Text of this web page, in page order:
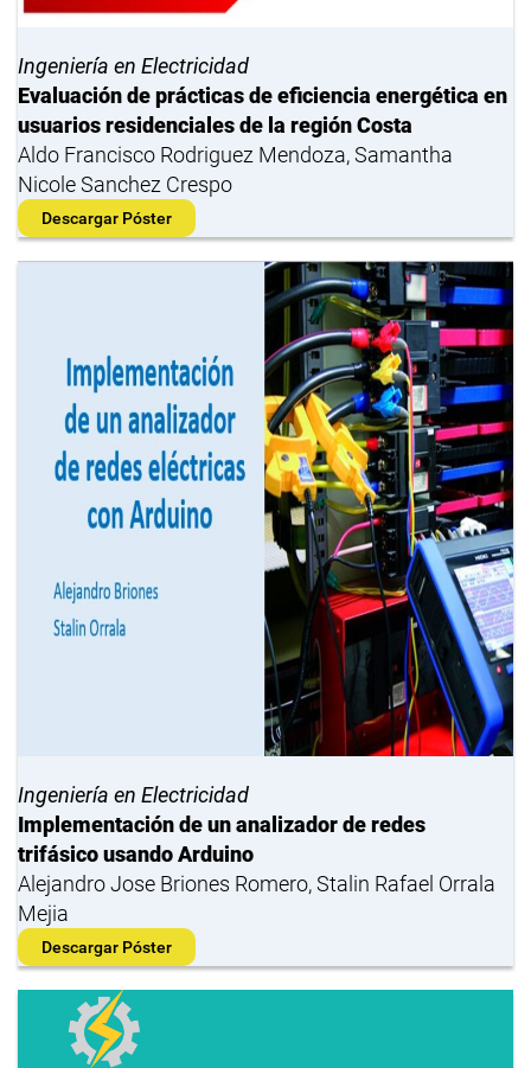
Ingeniería en Electricidad
Evaluación de prácticas de eficiencia energética en
usuarios residenciales de la región Costa
Aldo Francisco Rodriguez Mendoza, Samantha
Nicole Sanchez Crespo
Descargar Póster
Ingeniería en Electricidad
Implementación de un analizador de redes
trifásico usando Arduino
Alejandro Jose Briones Romero, Stalin Rafael Orrala
Mejia
Descargar Póster